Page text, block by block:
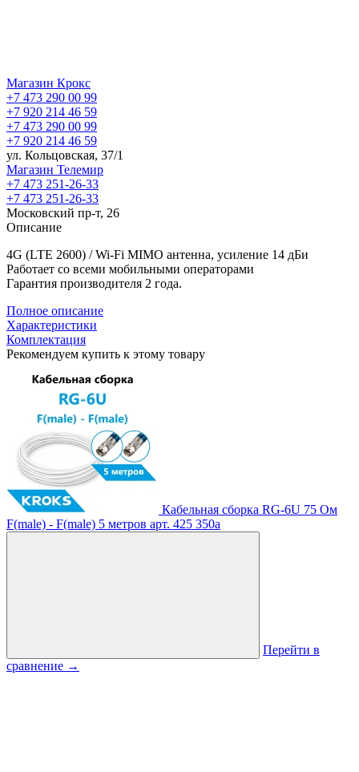
Магазин Крокс
+7 473 290 00 99
+7 920 214 46 59
+7 473 290 00 99
+7 920 214 46 59
ул. Кольцовская, 37/1
Магазин Телемир
+7 473 251-26-33
+7 473 251-26-33
Московский пр-т, 26
Описание
4G (LTE 2600) / Wi-Fi MIMO антенна, усиление 14 дБи
Работает со всеми мобильными операторами
Гарантия производителя 2 года.
Полное описание
Характеристики
Комплектация
Рекомендуем купить к этому товару
Кабельная сборка RG-6U 75 Ом
F(male) - F(male) 5 метров арт. 425 350a
Перейти в
сравнение →